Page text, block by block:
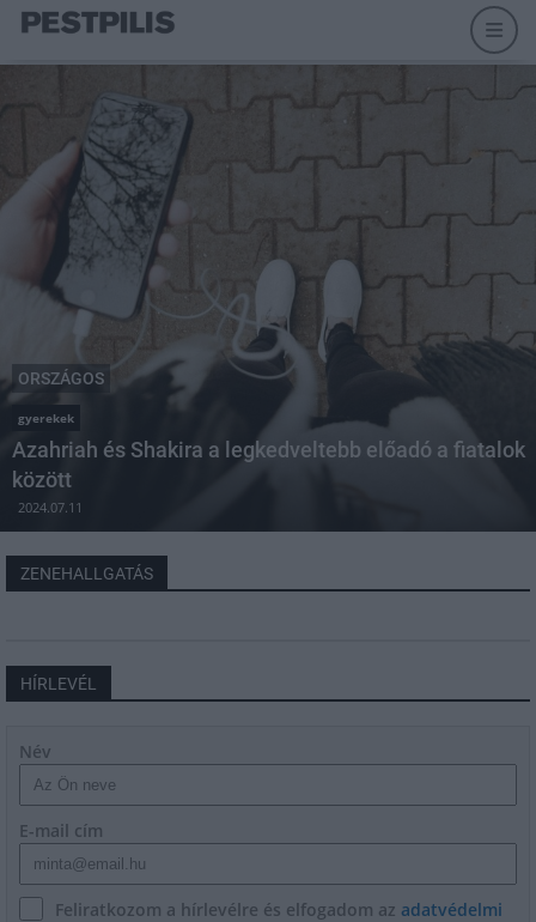
ORSZÁGOS
gyerekek
Azahriah és Shakira a legkedveltebb előadó a fiatalok
között
2024.07.11
ZENEHALLGATÁS
HÍRLEVÉL
Név
E-mail cím
Feliratkozom a hírlevélre és elfogadom az adatvédelmi